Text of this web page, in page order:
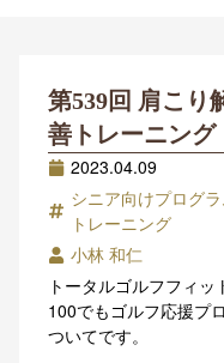
第539回 肩こり
善トレーニング
2023.04.09
シニア向けプログ
トレーニング
小林 和仁
トータルゴルフフィッ
100でもゴルフ応援プ
ついてです。